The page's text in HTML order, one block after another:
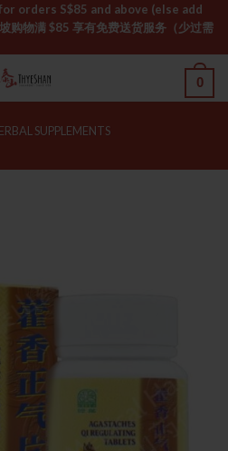
orders S$85 and above (else add
购物满 $85 享有免费送货服务（少过需
0
SUPPLEMENTS